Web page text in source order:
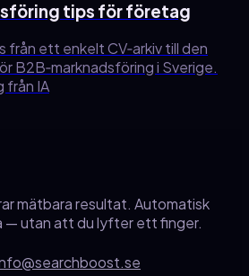
tips för företag
från ett enkelt CV‑arkiv till den
B2B‑marknadsföring i Sverige.
från IA
mätbara resultat. Automatisk
— utan att du lyfter ett finger.